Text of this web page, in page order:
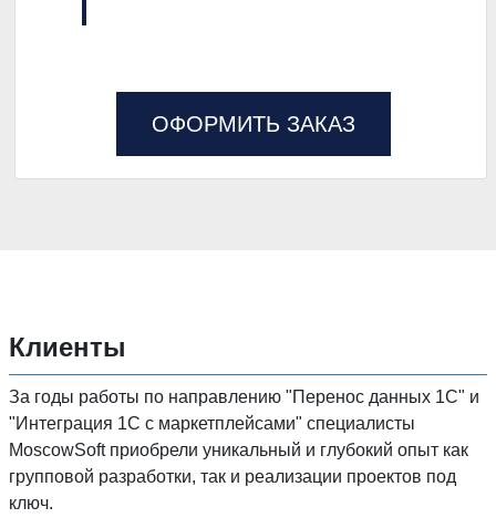
ОФОРМИТЬ ЗАКАЗ
Клиенты
За годы работы по направлению "Перенос данных 1C" и
"Интеграция 1С с маркетплейсами" специалисты
MoscowSoft приобрели уникальный и глубокий опыт как
групповой разработки, так и реализации проектов под
ключ.